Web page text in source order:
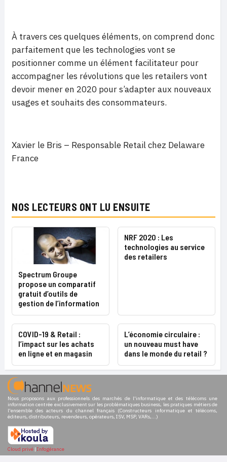
À travers ces quelques éléments, on comprend donc
parfaitement que les technologies vont se
positionner comme un élément facilitateur pour
accompagner les révolutions que les retailers vont
devoir mener en 2020 pour s’adapter aux nouveaux
usages et souhaits des consommateurs.
Xavier le Bris – Responsable Retail chez Delaware
France
NOS LECTEURS ONT LU ENSUITE
Spectrum Groupe
propose un comparatif
gratuit d’outils de
gestion de l’information
NRF 2020 : Les
technologies au service
des retailers
COVID-19 & Retail :
l’impact sur les achats
en ligne et en magasin
L’économie circulaire :
un nouveau must have
dans le monde du retail ?
Nous proposons aux professionnels des marchés de l'informatique et des télécoms une
information centrée exclusivement sur les problématiques business, les pratiques métiers de
l'ensemble des acteurs du channel français (Constructeurs informatique et télécoms,
éditeurs, distributeurs, revendeurs, opérateurs, ISV, MSP, VARs,...)
Cloud privé | Infogérance